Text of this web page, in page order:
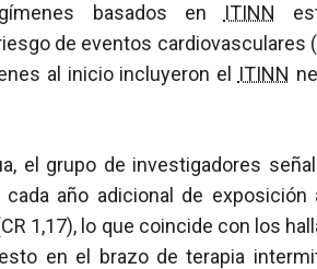
basados en
ITINN
de eventos cardiovasculares
al inicio incluyeron el
ITINN
el grupo de investigadores
año adicional de
1,17), lo que coincide con los
en el brazo de terapia